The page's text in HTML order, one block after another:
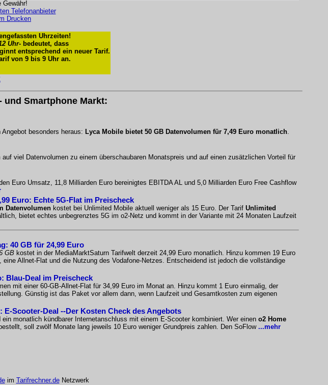
Gewähr!
Telefonanbieter
Drucken
Uhrzeiten!
Uhr- bedeutet, dass
entsprechend ein neuer Tarif.
von 9 bis 9 Uhr an.
und Smartphone Markt:
besonders heraus: Lyca Mobile bietet 50 GB Datenvolumen für 7,49 Euro monatlich.
viel Datenvolumen zu einem überschaubaren Monatspreis und auf einen zusätzlichen Vorteil für
Euro Umsatz, 11,8 Milliarden Euro bereinigtes EBITDA AL und 5,0 Milliarden Euro Free Cashflow
Euro: Echte 5G-Flat im Preischeck
Datenvolumen kostet bei Unlimited Mobile aktuell weniger als 15 Euro. Der Tarif Unlimited
bietet echtes unbegrenztes 5G im o2-Netz und kommt in der Variante mit 24 Monaten Laufzeit
40 GB für 24,99 Euro
GB kostet in der MediaMarktSaturn Tarifwelt derzeit 24,99 Euro monatlich. Hinzu kommen 19 Euro
Allnet-Flat und die Nutzung des Vodafone-Netzes. Entscheidend ist jedoch die vollständige
Blau-Deal im Preischeck
mit einer 60-GB-Allnet-Flat für 34,99 Euro im Monat an. Hinzu kommt 1 Euro einmalig, der
Günstig ist das Paket vor allem dann, wenn Laufzeit und Gesamtkosten zum eigenen
E-Scooter-Deal --Der Kosten Check des Angebots
monatlich kündbarer Internetanschluss mit einem E-Scooter kombiniert. Wer einen o2 Home
soll zwölf Monate lang jeweils 10 Euro weniger Grundpreis zahlen. Den SoFlow...mehr
im Tarifrechner.deNetzwerk